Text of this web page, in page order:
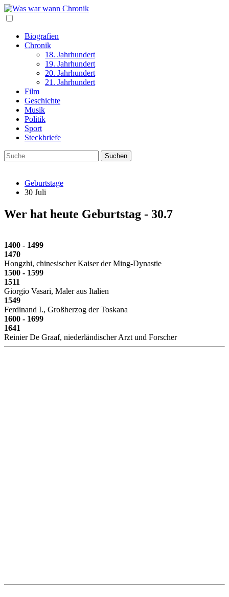
Biografien
Chronik
18. Jahrhundert
19. Jahrhundert
20. Jahrhundert
21. Jahrhundert
Film
Geschichte
Musik
Politik
Sport
Steckbriefe
Geburtstage
30 Juli
Wer hat heute Geburtstag - 30.7
1400 - 1499
1470
Hongzhi, chinesischer Kaiser der Ming-Dynastie
1500 - 1599
1511
Giorgio Vasari, Maler aus Italien
1549
Ferdinand I., Großherzog der Toskana
1600 - 1699
1641
Reinier De Graaf, niederländischer Arzt und Forscher